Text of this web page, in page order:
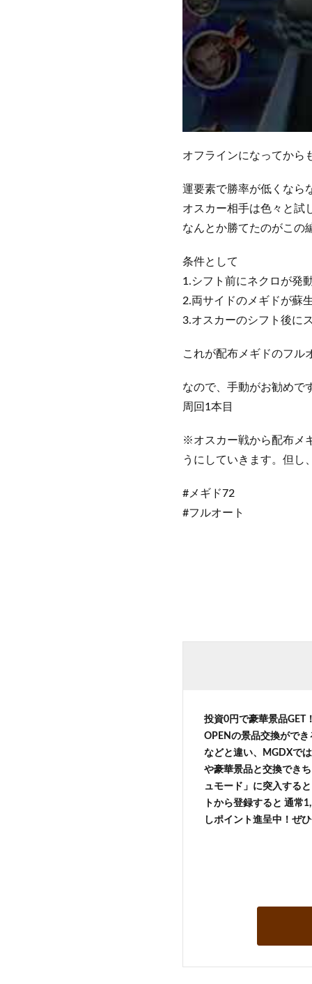
オフラインになってから
運要素で勝率が低くなら
オスカー相手は色々と試
なんとか勝てたのがこの
条件として
1.シフト前にネクロが発
2.両サイドのメギドが蘇
3.オスカーのシフト後に
これが配布メギドのフル
なので、手動がお勧めで
周回1本目
※オスカー戦から配布メ
うにしていきます。但し
#メギド72
#フルオート
投資0円で豪華景品GET
OPENの景品交換がで
などと違い、MGDXで
や豪華景品と交換でき
ュモード」に突入する
トから登録すると 通常
しポイント進呈中！ぜ